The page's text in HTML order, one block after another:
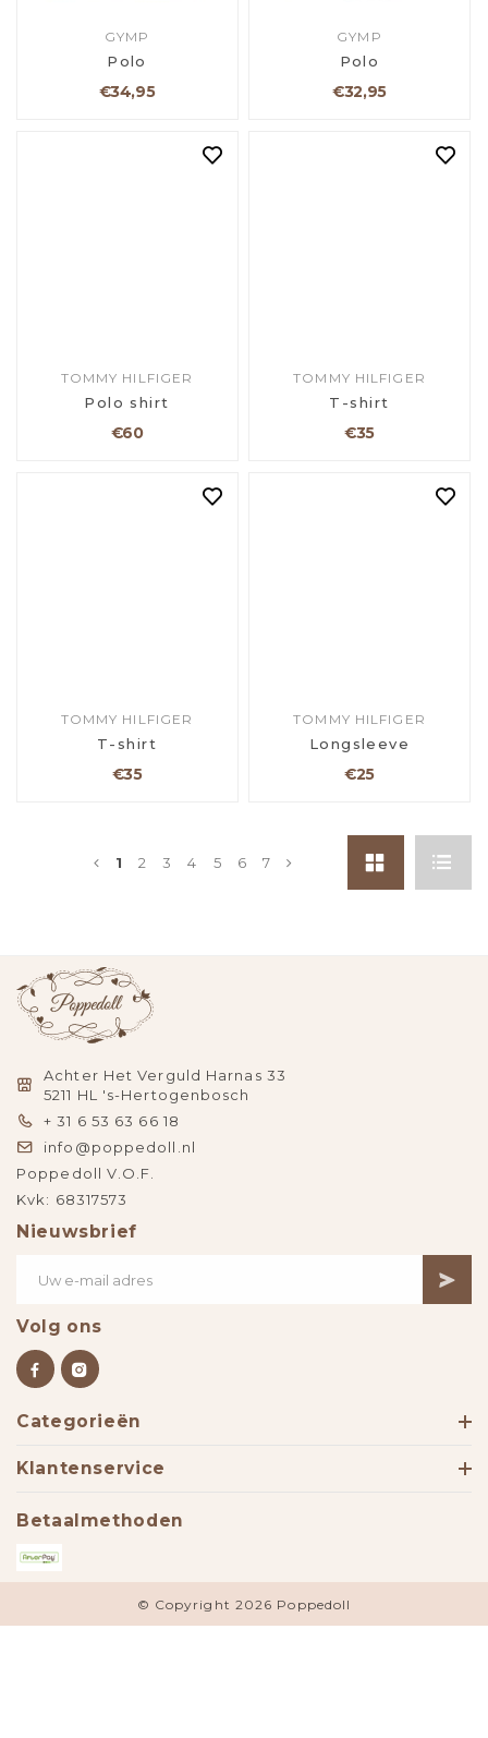
GYMP
Polo
€34,95
GYMP
Polo
€32,95
TOMMY HILFIGER
Polo shirt
€60
TOMMY HILFIGER
T-shirt
€35
TOMMY HILFIGER
T-shirt
€35
TOMMY HILFIGER
Longsleeve
€25
1 2 3 4 5 6 7
Achter Het Verguld Harnas 33
5211 HL 's-Hertogenbosch
+ 31 6 53 63 66 18
info@poppedoll.nl
Poppedoll V.O.F.
Kvk: 68317573
Nieuwsbrief
Volg ons
Categorieën
Klantenservice
Betaalmethoden
© Copyright 2026 Poppedoll